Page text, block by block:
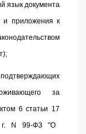
язык документа
и приложения к
подтверждающих
за
6 статьи 17
г. N 99-ФЗ "О